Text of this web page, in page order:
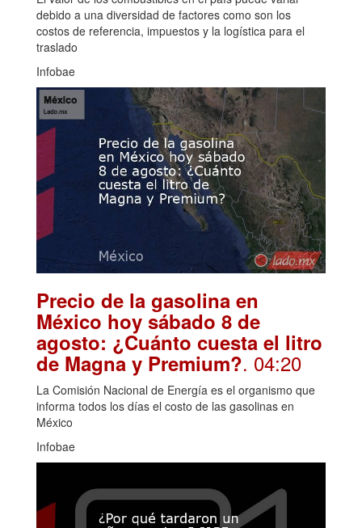
debido a una diversidad de factores como son los
costos de referencia, impuestos y la logística para el
traslado
Infobae
Precio de la gasolina en
México hoy sábado 8 de
agosto: ¿Cuánto cuesta el litro
de Magna y Premium?. 04:20
La Comisión Nacional de Energía es el organismo que
informa todos los días el costo de las gasolinas en
México
Infobae